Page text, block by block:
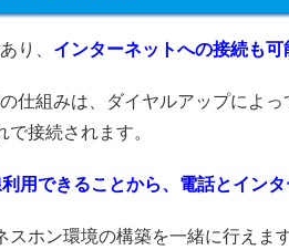
り、 インターネットへの接続も可
仕組みは、ダイヤルアップによ
接続されます。
用できることから、電話とイン
ホン環境の構築を一緒に行えます